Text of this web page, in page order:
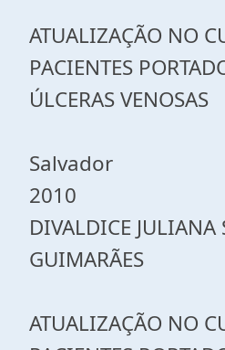
ATUALIZAÇÃO NO
PACIENTES
ÚLCERAS VENOSAS
Salvador
2010
DIVALDICE JULIANA
GUIMARÃES
ATUALIZAÇÃO NO